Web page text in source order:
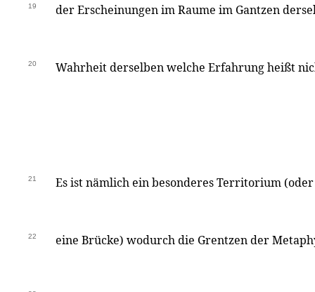
19 der Erscheinungen im Raume im Gantzen
20 Wahrheit derselben welche Erfahrung heißt
21 Es ist nämlich ein besonderes Territorium
22 eine Brücke) wodurch die Grentzen der